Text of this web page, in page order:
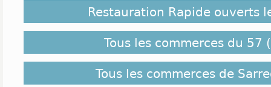
Restauration Rapide ouverts
Tous les commerces du 57
Tous les commerces de